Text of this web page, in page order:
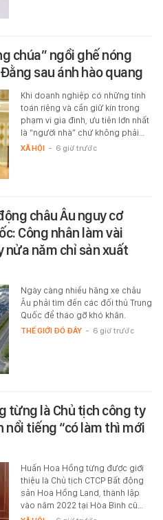
chúa” ngồi ghế nóng
sau ánh hào quang
Khi doanh nghiệp có những tính
toán riêng và cần giữ kín trong
phạm vi gia đình, ưu tiên lớn nhất
là “người nhà” chứ không phải…
XÃ HỘI - 6 giờ trước
châu Âu nguy cơ
Công nhân làm vài
nửa năm chỉ sản xuất
Ngày càng nhiều hãng xe châu
Âu phải tìm đến các đối thủ Trung
Quốc để tháo gỡ khó khăn.
THẾ GIỚI ĐÓ ĐÂY - 6 giờ trước
từng là Chủ tịch công ty
nổi tiếng “có làm thì mới
Huấn Hoa Hồng từng được giới
thiệu là Chủ tịch CTCP Bất động
sản Hoa Hồng Land, thành lập
vào năm 2022 tại Hòa Bình cũ…